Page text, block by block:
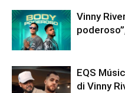
Vinny
EQS
di Vinny